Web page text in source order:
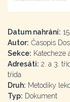
Datum nahrání:
Autor: Časopis
Sekce: Katecheze
Adresáti: 2. a 3.
třída
Druh: Metodiky
Typ: Dokument